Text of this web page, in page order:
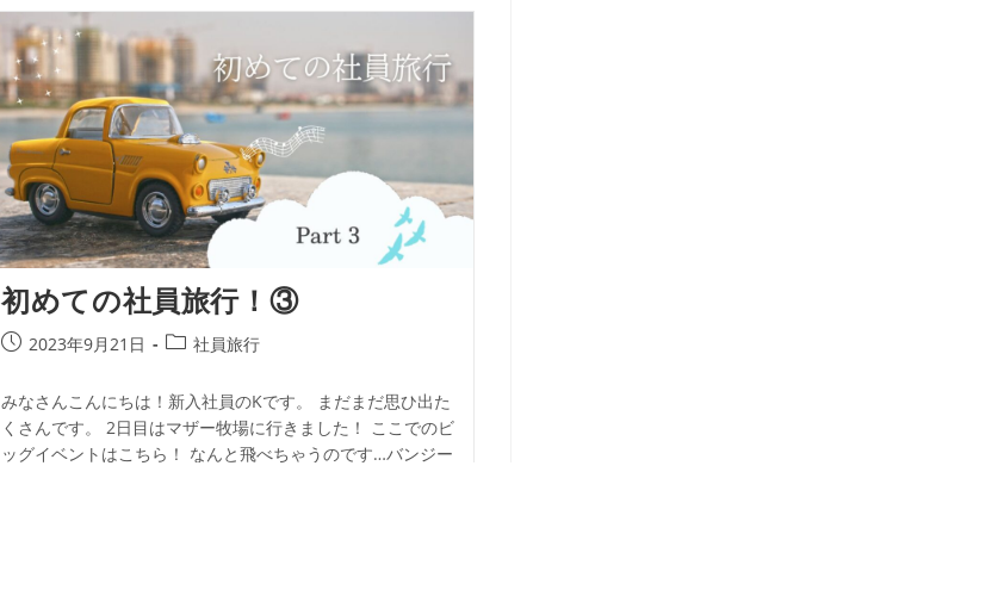
初めての社員旅行！③
2023年9月21日 社員旅行
みなさんこんにちは！新入社員のKです。 まだまだ思ひ出た
くさんです。 2日目はマザー牧場に行きました！ ここでのビ
ッグイベントはこちら！ なんと飛べちゃうのです…バンジー